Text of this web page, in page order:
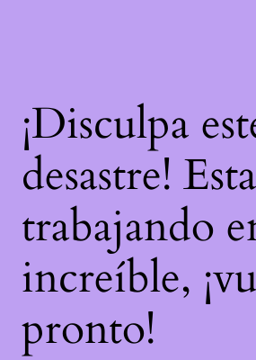
¡Disculpa
desastre!
trabajando
increíble,
pronto!